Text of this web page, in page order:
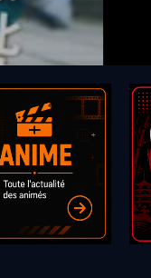
de sa sortie,
Presents – The
Wars: Visions.
laser, des
nouvelle
de Star